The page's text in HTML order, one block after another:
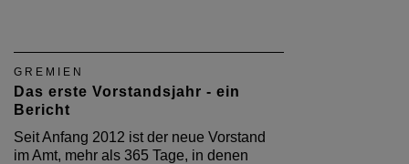
GREMIEN
Das erste Vorstandsjahr - ein
Bericht
Seit Anfang 2012 ist der neue Vorstand
im Amt, mehr als 365 Tage, in denen